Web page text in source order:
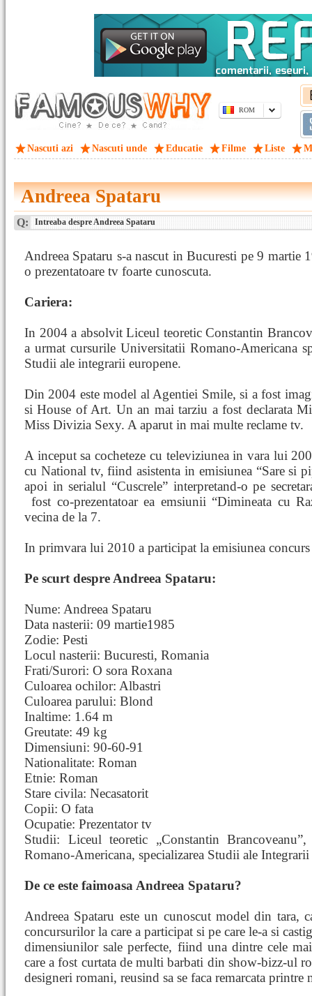
ROM
Nascuti azi Nascuti unde Educatie Filme Liste
Andreea Spataru
Q: Intreaba despre Andreea Spataru
Andreea Spataru s-a nascut in Bucuresti pe 9 martie
o prezentatoare tv foarte cunoscuta.
Cariera:
In 2004 a absolvit Liceul teoretic Constantin
a urmat cursurile Universitatii Romano-Americana
Studii ale integrarii europene.
Din 2004 este model al Agentiei Smile, si a fost
si House of Art. Un an mai tarziu a fost declarata
Miss Divizia Sexy. A aparut in mai multe reclame tv.
A inceput sa cocheteze cu televiziunea in vara lui
cu National tv, fiind asistenta in emisiunea “Sare si
apoi in serialul “Cuscrele” interpretand-o pe
fost co-prezentatoarea emsiunii “Dimineata cu
vecina de la 7.
In primvara lui 2010 a participat la emisiunea concurs
Pe scurt despre Andreea Spataru:
Nume: Andreea Spataru
Data nasterii: 09 martie1985
Zodie: Pesti
Locul nasterii: Bucuresti, Romania
Frati/Surori: O sora Roxana
Culoarea ochilor: Albastri
Culoarea parului: Blond
Inaltime: 1.64 m
Greutate: 49 kg
Dimensiuni: 90-60-91
Nationalitate: Roman
Etnie: Roman
Stare civila: Necasatorit
Copii: O fata
Ocupatie: Prezentator tv
Studii: Liceul teoretic „Constantin
Romano-Americana, specializarea Studii ale
De ce este faimoasa Andreea Spataru?
Andreea Spataru este un cunoscut model din tara,
concursurilor la care a participat si pe care le-a si
dimensiunilor sale perfecte, fiind una dintre cele
care a fost curtata de multi barbati din show-bizz-ul
designeri romani, reusind sa se faca remarcata printre